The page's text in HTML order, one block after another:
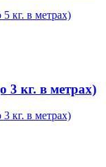
3 кг. в метрах)